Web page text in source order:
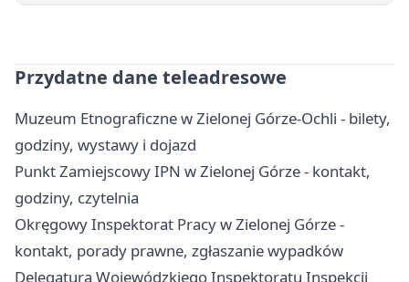
Przydatne dane teleadresowe
Muzeum Etnograficzne w Zielonej Górze-Ochli - bilety,
godziny, wystawy i dojazd
Punkt Zamiejscowy IPN w Zielonej Górze - kontakt,
godziny, czytelnia
Okręgowy Inspektorat Pracy w Zielonej Górze -
kontakt, porady prawne, zgłaszanie wypadków
Delegatura Wojewódzkiego Inspektoratu Inspekcji